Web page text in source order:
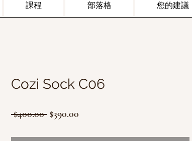
課程 部落格 您的建議
Cozi Sock C06
$400.00 一
$390.00